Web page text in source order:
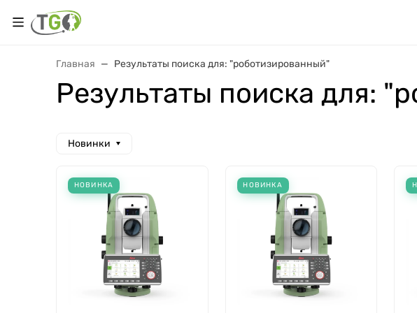
Главная Результаты поиска для: "роботизированный"
Результаты поиска для:
Новинки
НОВИНКА НОВИНКА